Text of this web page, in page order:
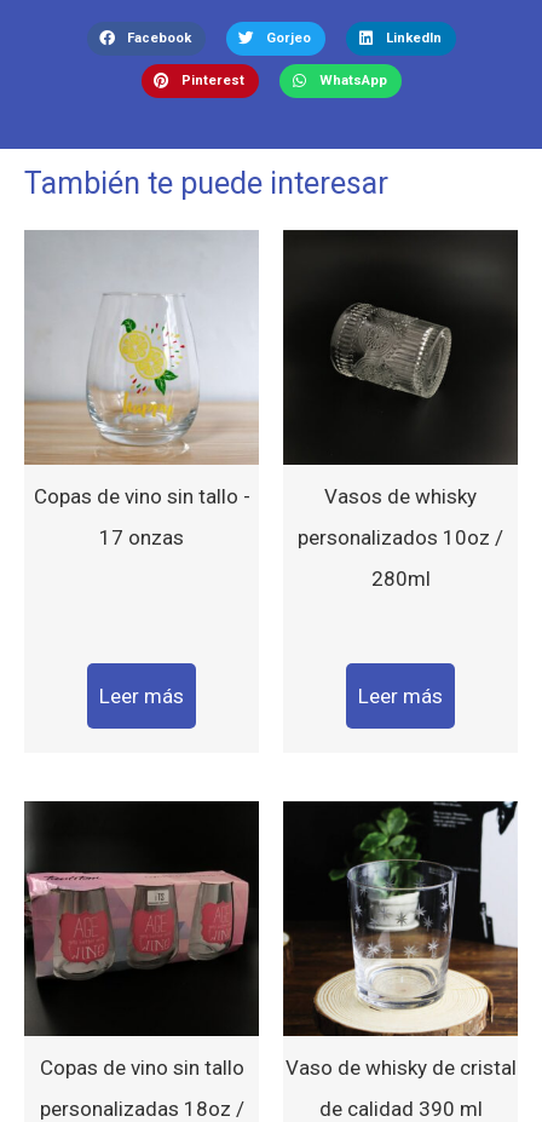
Facebook Gorjeo LinkedIn
Pinterest WhatsApp
También te puede interesar
Copas de vino sin tallo -
17 onzas
Leer más
Vasos de whisky
personalizados 10oz /
280ml
Leer más
Copas de vino sin tallo
personalizadas 18oz /
Vaso de whisky de cristal
de calidad 390 ml